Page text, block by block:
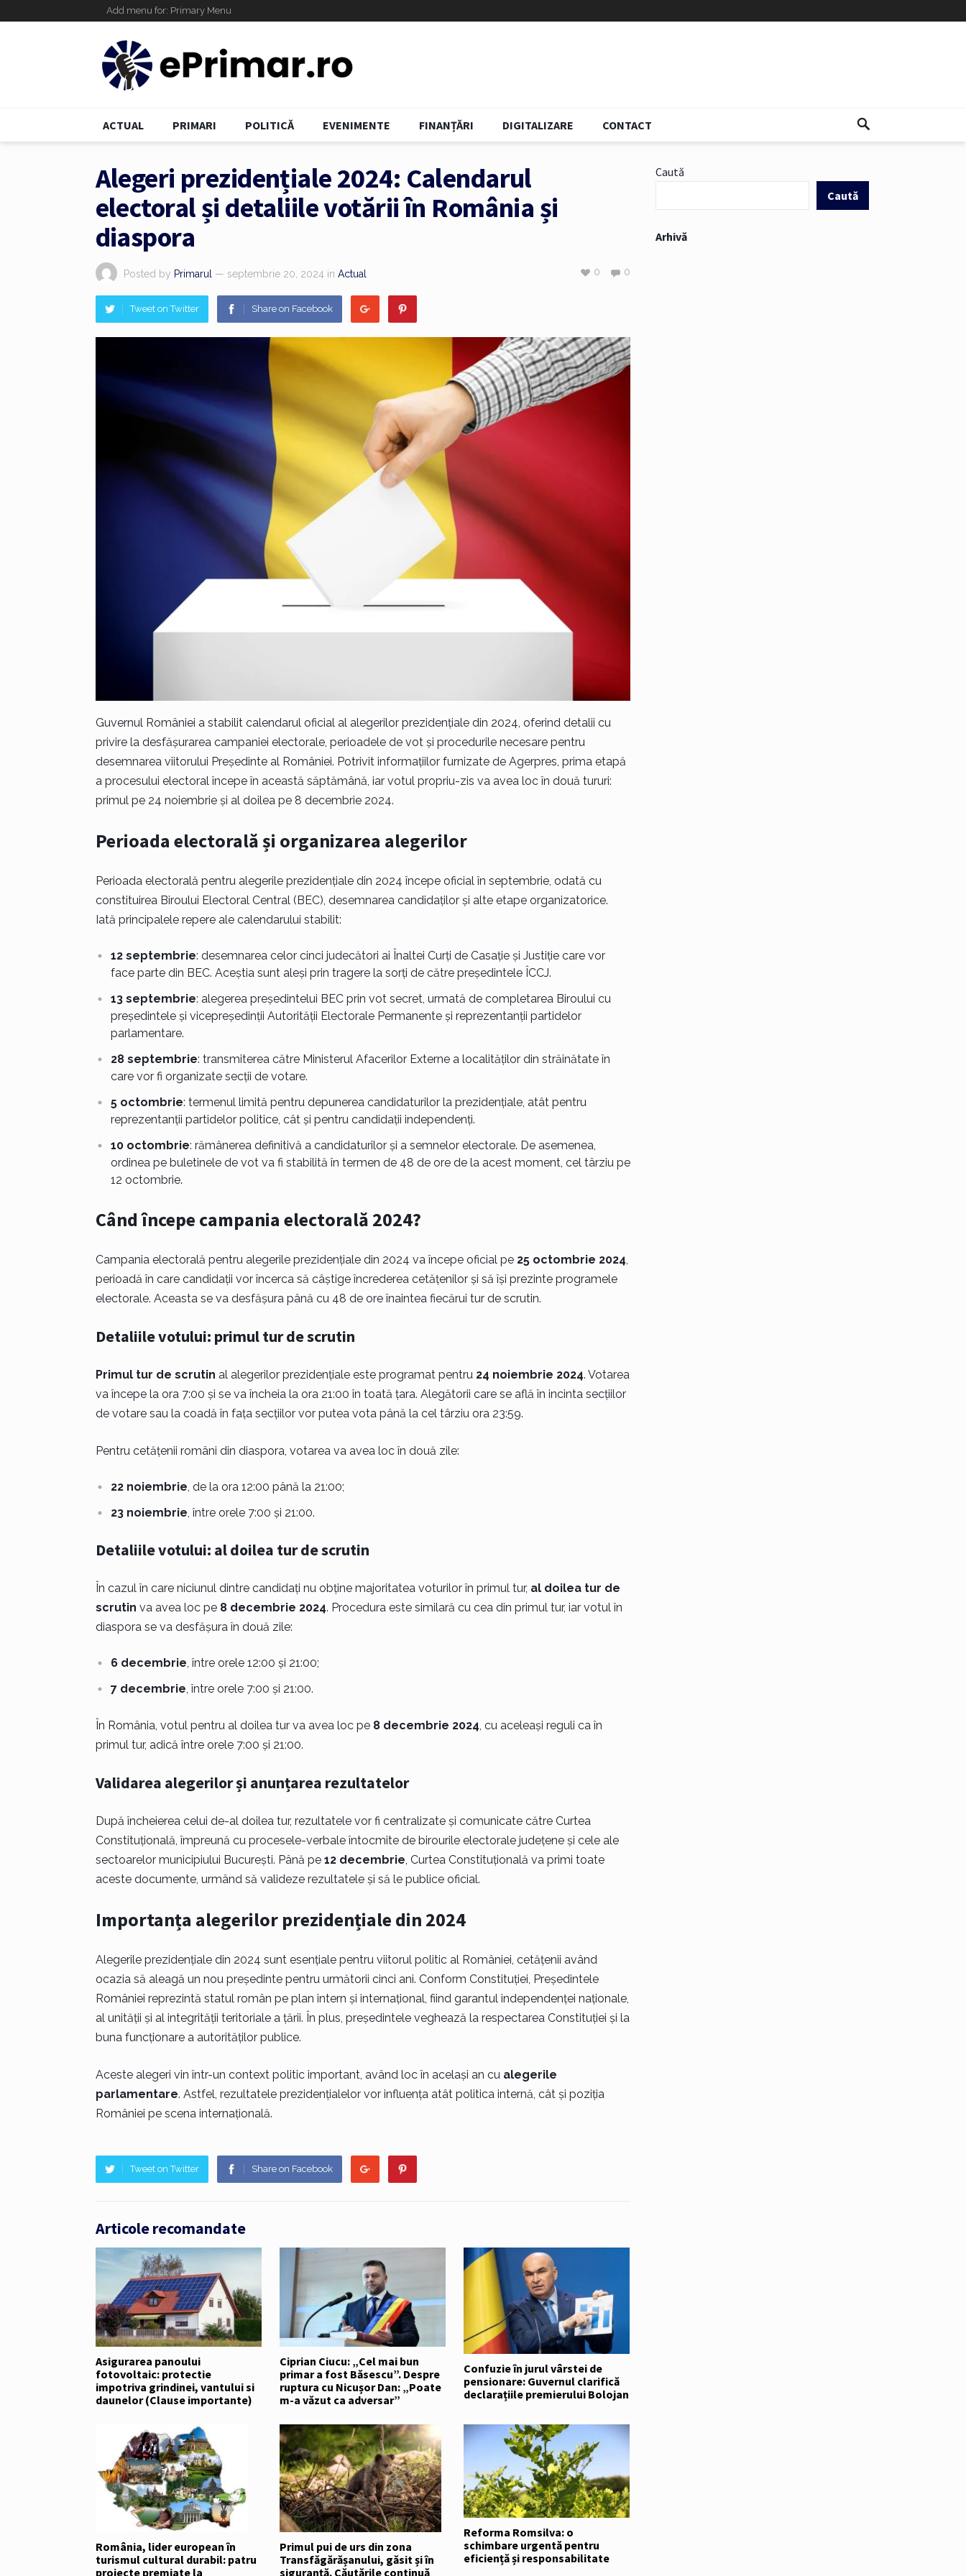
Add menu for: Primary Menu
ACTUAL PRIMARI POLITICĂ EVENIMENTE FINANȚĂRI DIGITALIZARE CONTACT
Alegeri prezidențiale 2024: Calendarul
electoral și detaliile votării în România și
diaspora
Posted by Primarul — septembrie 20, 2024 in Actual 0
0
Tweet on Twitter Share on Facebook
Guvernul României a stabilit calendarul oficial al alegerilor prezidențiale din 2024, oferind detalii cu
privire la desfășurarea campaniei electorale, perioadele de vot și procedurile necesare pentru
desemnarea viitorului Președinte al României. Potrivit informațiilor furnizate de Agerpres, prima etapă
a procesului electoral începe în această săptămână, iar votul propriu-zis va avea loc în două tururi:
primul pe 24 noiembrie și al doilea pe 8 decembrie 2024.
Perioada electorală și organizarea alegerilor
Perioada electorală pentru alegerile prezidențiale din 2024 începe oficial în septembrie, odată cu
constituirea Biroului Electoral Central (BEC), desemnarea candidaților și alte etape organizatorice.
Iată principalele repere ale calendarului stabilit:
12 septembrie: desemnarea celor cinci judecători ai Înaltei Curți de Casație și Justiție care vor
face parte din BEC. Aceștia sunt aleși prin tragere la sorți de către președintele ÎCCJ.
13 septembrie: alegerea președintelui BEC prin vot secret, urmată de completarea Biroului cu
președintele și vicepreședinții Autorității Electorale Permanente și reprezentanții partidelor
parlamentare.
28 septembrie: transmiterea către Ministerul Afacerilor Externe a localităților din străinătate în
care vor fi organizate secții de votare.
5 octombrie: termenul limită pentru depunerea candidaturilor la prezidențiale, atât pentru
reprezentanții partidelor politice, cât și pentru candidații independenți.
10 octombrie: rămânerea definitivă a candidaturilor și a semnelor electorale. De asemenea,
ordinea pe buletinele de vot va fi stabilită în termen de 48 de ore de la acest moment, cel târziu pe
12 octombrie.
Când începe campania electorală 2024?
Campania electorală pentru alegerile prezidențiale din 2024 va începe oficial pe 25 octombrie 2024,
perioadă în care candidații vor încerca să câștige încrederea cetățenilor și să își prezinte programele
electorale. Aceasta se va desfășura până cu 48 de ore înaintea fiecărui tur de scrutin.
Detaliile votului: primul tur de scrutin
Primul tur de scrutin al alegerilor prezidențiale este programat pentru 24 noiembrie 2024. Votarea
va începe la ora 7:00 și se va încheia la ora 21:00 în toată țara. Alegătorii care se află în incinta secțiilor
de votare sau la coadă în fața secțiilor vor putea vota până la cel târziu ora 23:59.
Pentru cetățenii români din diaspora, votarea va avea loc în două zile:
22 noiembrie, de la ora 12:00 până la 21:00;
23 noiembrie, între orele 7:00 și 21:00.
Detaliile votului: al doilea tur de scrutin
În cazul în care niciunul dintre candidați nu obține majoritatea voturilor în primul tur, al doilea tur de
scrutin va avea loc pe 8 decembrie 2024. Procedura este similară cu cea din primul tur, iar votul în
diaspora se va desfășura în două zile:
6 decembrie, între orele 12:00 și 21:00;
7 decembrie, între orele 7:00 și 21:00.
În România, votul pentru al doilea tur va avea loc pe 8 decembrie 2024, cu aceleași reguli ca în
primul tur, adică între orele 7:00 și 21:00.
Validarea alegerilor și anunțarea rezultatelor
După încheierea celui de-al doilea tur, rezultatele vor fi centralizate și comunicate către Curtea
Constituțională, împreună cu procesele-verbale întocmite de birourile electorale județene și cele ale
sectoarelor municipiului București. Până pe 12 decembrie, Curtea Constituțională va primi toate
aceste documente, urmând să valideze rezultatele și să le publice oficial.
Importanța alegerilor prezidențiale din 2024
Alegerile prezidențiale din 2024 sunt esențiale pentru viitorul politic al României, cetățenii având
ocazia să aleagă un nou președinte pentru următorii cinci ani. Conform Constituției, Președintele
României reprezintă statul român pe plan intern și internațional, fiind garantul independenței naționale,
al unității și al integrității teritoriale a țării. În plus, președintele veghează la respectarea Constituției și la
buna funcționare a autorităților publice.
Aceste alegeri vin într-un context politic important, având loc în același an cu alegerile
parlamentare. Astfel, rezultatele prezidențialelor vor influența atât politica internă, cât și poziția
României pe scena internațională.
Tweet on Twitter Share on Facebook
Articole recomandate
Asigurarea panoului
fotovoltaic: protectie
impotriva grindinei, vantului si
daunelor (Clause importante)
Ciprian Ciucu: „Cel mai bun
primar a fost Băsescu”. Despre
ruptura cu Nicușor Dan: „Poate
m-a văzut ca adversar”
Confuzie în jurul vârstei de
pensionare: Guvernul clarifică
declarațiile premierului Bolojan
România, lider european în
turismul cultural durabil: patru
proiecte premiate la
Primul pui de urs din zona
Transfăgărășanului, găsit și în
siguranță. Căutările continuă
Reforma Romsilva: o
schimbare urgentă pentru
eficiență și responsabilitate
Caută
Caută
Arhivă